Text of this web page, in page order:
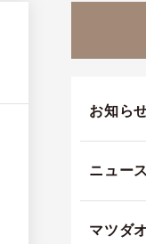
お知ら
ニュース
マツダ